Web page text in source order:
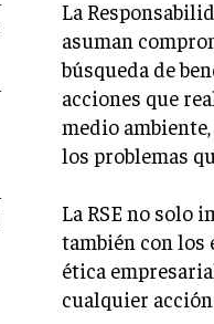
La
asuman
búsqueda de
acciones que
medio
los problemas
La RSE no solo
también con los
ética
cualquier